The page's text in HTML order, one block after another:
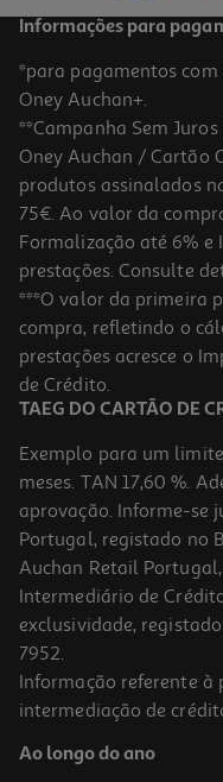
Informações para
*para pagamentos
Oney Auchan+.
**Campanha Sem
Oney Auchan / Cartão
produtos assinalados
75€. Ao valor da
Formalização até 6% e
prestações. Consulte
***O valor da primeira
compra, refletindo o
prestações acresce o
de Crédito.
TAEG DO CARTÃO DE
Exemplo para um
meses. TAN 17,60 %.
aprovação. Informe-se
Portugal, registado no
Auchan Retail
Intermediário de
exclusividade,
7952.
Informação referente à
intermediação de
Ao longo do ano